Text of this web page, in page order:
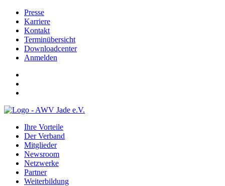
Presse
Karriere
Kontakt
Terminübersicht
Downloadcenter
Anmelden
Ihre Vorteile
Der Verband
Mitglieder
Newsroom
Netzwerke
Partner
Weiterbildung